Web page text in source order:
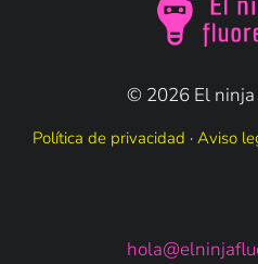
© 2026 El
Política de privacidad · Aviso